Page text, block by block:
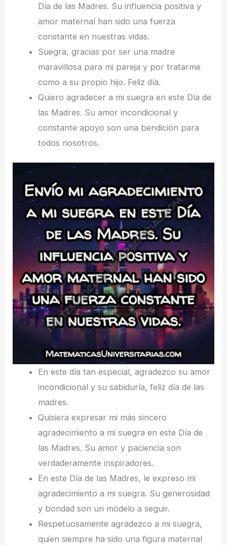
Día de las Madres. Su influencia positiva y
amor maternal han sido una fuerza
constante en nuestras vidas.
Suegra, gracias por ser una madre
maravillosa para mi pareja y por tratarme
como a su propio hijo. Feliz día.
Quiero agradecer a mi suegra en este Día de
las Madres. Su amor incondicional y
constante apoyo son una bendición para
todos nosotros.
En este día tan especial, agradezco su amor
incondicional y su sabiduría, feliz día de las
madres.
Quisiera expresar mi más sincero
agradecimiento a mi suegra en este Día de
las Madres. Su amor y paciencia son
verdaderamente inspiradores.
En este Día de las Madres, le expreso mi
agradecimiento a mi suegra. Su generosidad
y bondad son un modelo a seguir.
Respetuosamente agradezco a mi suegra,
quien siempre ha sido una figura maternal